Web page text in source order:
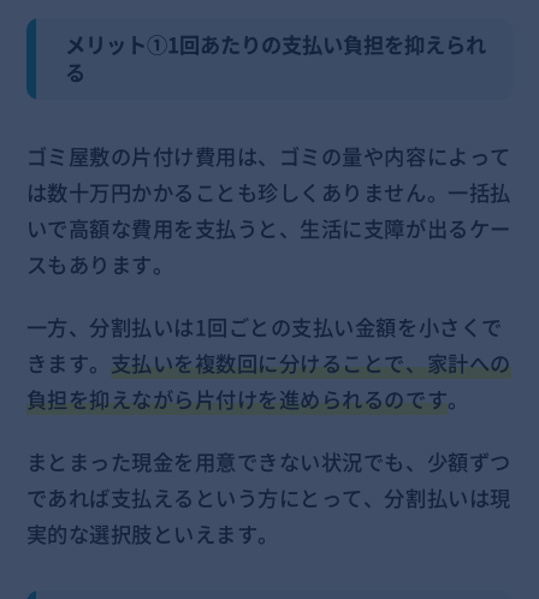
メリット①1回あたりの支払い負担を抑えられ
る
ゴミ屋敷の片付け費用は、ゴミの量や内容によって
は数十万円かかることも珍しくありません。一括払
いで高額な費用を支払うと、生活に支障が出るケー
スもあります。
一方、分割払いは1回ごとの支払い金額を小さくで
きます。 支払いを複数回に分けることで、家計への
負担を抑えながら片付けを進められるのです。
まとまった現金を用意できない状況でも、少額ずつ
であれば支払えるという方にとって、分割払いは現
実的な選択肢といえます。